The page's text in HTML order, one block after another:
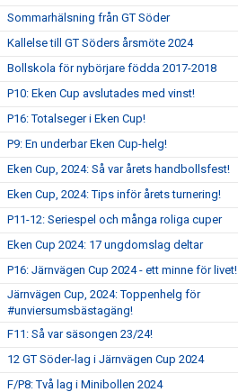
Sommarhälsning från GT Söder
Kallelse till GT Söders årsmöte 2024
Bollskola för nybörjare födda 2017-2018
P10: Eken Cup avslutades med vinst!
P16: Totalseger i Eken Cup!
P9: En underbar Eken Cup-helg!
Eken Cup, 2024: Så var årets handbollsfest!
Eken Cup, 2024: Tips inför årets turnering!
P11-12: Seriespel och många roliga cuper
Eken Cup 2024: 17 ungdomslag deltar
P16: Järnvägen Cup 2024 - ett minne för livet!
Järnvägen Cup, 2024: Toppenhelg för
#unviersumsbästagäng!
F11: Så var säsongen 23/24!
12 GT Söder-lag i Järnvägen Cup 2024
F/P8: Två lag i Minibollen 2024